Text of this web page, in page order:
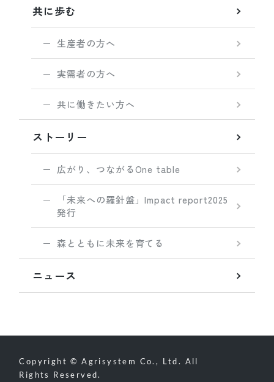
共に歩む
生産者の方へ
実需者の方へ
共に働きたい方へ
ストーリー
広がり、つながるOne table
「未来への羅針盤」Impact report2025
発行
森とともに未来を育てる
ニュース
Copyright © Agrisystem Co., Ltd. All
Rights Reserved.